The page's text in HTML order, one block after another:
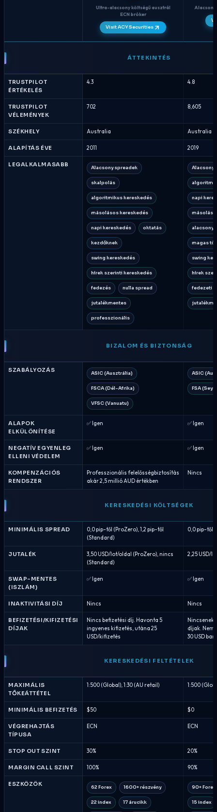
Securities
vs
Fusion
Markets
Bróker
összehasonlítás
Augusztus
Ultra-alacsony költségű ausztrál
ECN bróker
Visit ACY Securities
Alacsony
ÁTTEKINTÉS
TRUSTPILOT
ÉRTÉKELÉS
4.3 4.8
TRUSTPILOT
VÉLEMÉNYEK
702 8,605
SZÉKHELY Australia Australia
ALAPÍTÁS ÉVE 2011 2019
LEGALKALMASABB Alacsony spreadek
skalpolás
algoritmikus kereskedés
másolásos kereskedés
napi kereskedés oktatás
kezdőknek
swing kereskedés
hírek szerinti kereskedés
fedezés nulla spread
jutalékmentes
professzionális
Alacsony
napi
alacsony
magas
swing
hírek
fedezeti
BIZALOM ÉS BIZTONSÁG
SZABÁLYOZÁS ASIC (Ausztrália)
FSCA (Dél-Afrika)
VFSC (Vanuatu)
ASIC
FSA
ALAPOK
ELKÜLÖNÍTÉSE
✅ Igen ✅ Igen
NEGATÍV EGYENLEG
ELLENI VÉDELEM
✅ Igen ✅ Igen
KOMPENZÁCIÓS
RENDSZER
Professzionális felelősségbiztosítás
akár 2,5 millió AUD értékben
Nincs
KERESKEDÉSI KÖLTSÉGEK
MINIMÁLIS SPREAD
0,0 pip-től (ProZero), 1,2 pip-től
(Standard)
0,0 pip-től
JUTALÉK
3,50 USD/lot/oldal (ProZero), nincs
(Standard)
2,25 USD/
SWAP-MENTES
(ISZLÁM)
✅ Igen ✅ Igen
INAKTIVITÁSI DÍJ Nincs Nincs
BEFIZETÉSI/KIFIZETÉSI
DÍJAK
Nincs befizetési díj. Havonta 5
ingyenes kifizetés, utána 25
USD/kifizetés
Nincsenek
díjak.
30 USD
KERESKEDÉSI FELTÉTELEK
MAXIMÁLIS
TŐKEÁTTÉTEL
1:500 (Global), 1:30 (AU retail) 1:500
MINIMÁLIS BEFIZETÉS $50 $0
VÉGREHAJTÁS
TÍPUSA
ECN ECN
STOP OUT SZINT 30% 20%
MARGIN CALL SZINT 100% 90%
ESZKÖZÖK 62 Forex 1600+ részvény
22 index 17 árucikk
90+ Forex
15 index